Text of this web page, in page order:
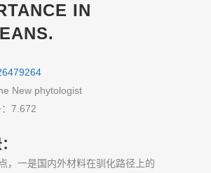
IN
New phytologist
7.672
，一是国内外材料在驯化路径上的